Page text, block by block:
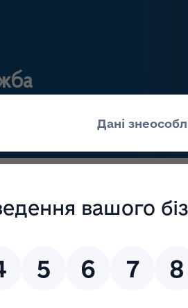
Прес-центр
засобів, крові та
сертифікація
на території Чернівецької